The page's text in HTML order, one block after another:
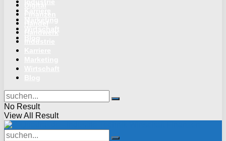
No Result
View All Result